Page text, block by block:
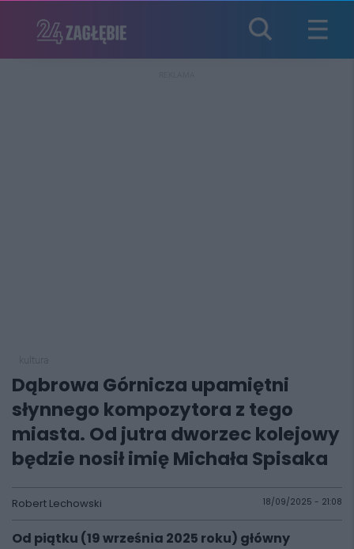
Dąbrowa Górnicza upamiętni
słynnego kompozytora z tego
miasta. Od jutra dworzec kolejowy
będzie nosił imię Michała Spisaka
Robert Lechowski 18/09/2025 - 21:08
Od piątku (19 września 2025 roku) główny